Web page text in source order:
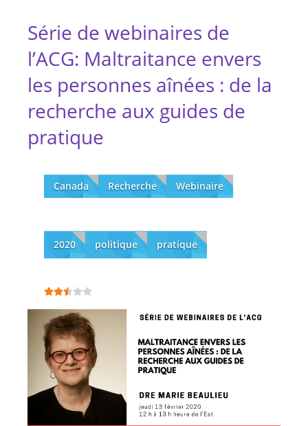
Série de webinaires de
l’ACG: Maltraitance envers
les personnes aînées : de la
recherche aux guides de
pratique
Canada Recherche Webinaire
2020 politique pratique